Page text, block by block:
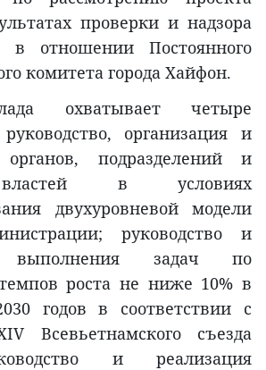
проверки и надзора
в отношении Постоянного
комитета города Хайфон.
охватывает четыре
организация и
органов, подразделений и
в условиях
двухуровневой модели
руководство и
выполнения задач по
роста не ниже 10% в
годов в соответствии с
Всевьетнамского съезда
и реализация